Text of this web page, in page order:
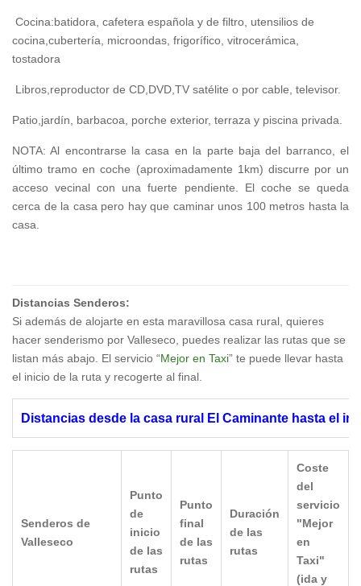
Cocina:batidora, cafetera española y de filtro, utensilios de
cocina,cubertería, microondas, frigorífico, vitrocerámica,
tostadora
Libros,reproductor de CD,DVD,TV satélite o por cable, televisor.
Patio,jardín, barbacoa, porche exterior, terraza y piscina privada.
NOTA: Al encontrarse la casa en la parte baja del barranco, el
último tramo en coche (aproximadamente 1km) discurre por un
acceso vecinal con una fuerte pendiente. El coche se queda
cerca de la casa pero hay que caminar unos 100 metros hasta la
casa.
Distancias Senderos:
Si además de alojarte en esta maravillosa casa rural, quieres
hacer senderismo por Valleseco, puedes realizar las rutas que se
listan más abajo. El servicio “Mejor en Taxi” te puede llevar hasta
el inicio de la ruta y recogerte al final.
Distancias desde la casa rural El Caminante hasta el
Senderos de
Valleseco
Punto
de
inicio
de las
rutas
Punto
final
de las
rutas
Duración
de las
rutas
Coste
del
servicio
"Mejor
en
Taxi"
(ida y